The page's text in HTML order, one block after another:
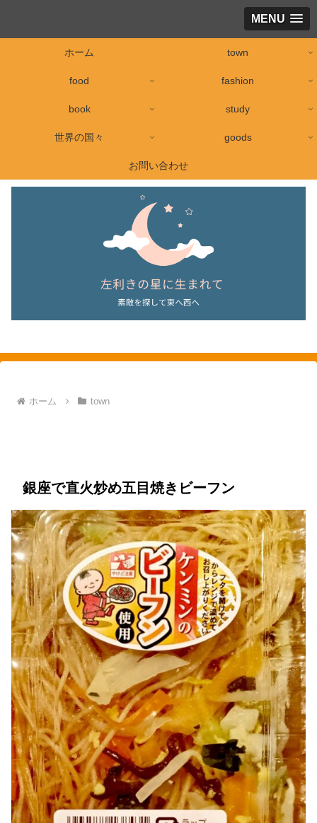
MENU
ホーム town
food fashion
book study
世界の国々 goods
お問い合わせ
ホーム town
銀座で直火炒め五目焼きビーフン